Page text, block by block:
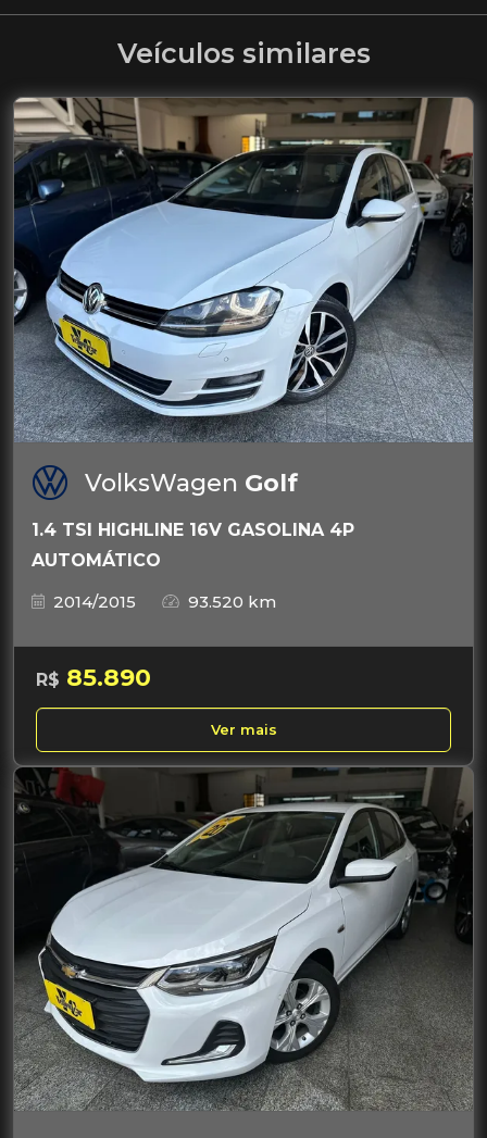
Veículos similares
VolksWagen Golf
1.4 TSI HIGHLINE 16V GASOLINA 4P
AUTOMÁTICO
2014/2015
93.520 km
R$ 85.890
Ver mais